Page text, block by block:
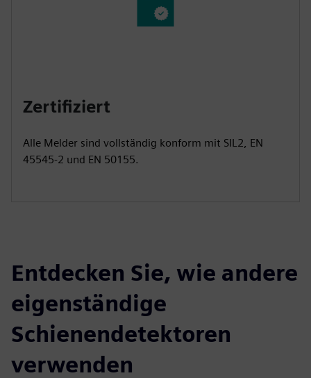
Zertifiziert
Alle Melder sind vollständig konform mit SIL2, EN
45545-2 und EN 50155.
Entdecken Sie, wie andere
eigenständige
Schienendetektoren
verwenden